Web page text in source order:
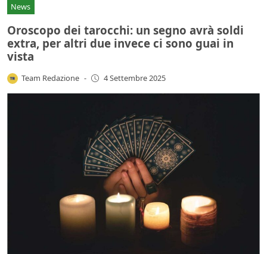
News
Oroscopo dei tarocchi: un segno avrà soldi
extra, per altri due invece ci sono guai in
vista
Team Redazione - 4 Settembre 2025